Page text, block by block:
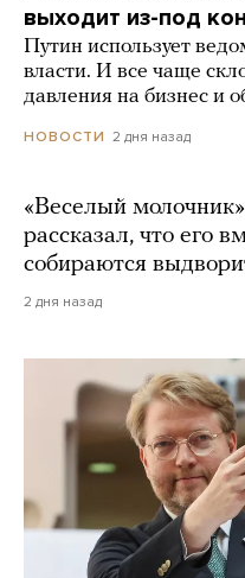
выходит из-под
Путин использует
власти. И все чаще
давления на бизнес и
НОВОСТИ 2 дня назад
«Веселый
рассказал, что его
собираются
2 дня назад